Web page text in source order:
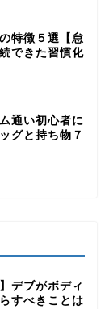
特徴５選【怠
できた習慣化
通い初心者に
グと持ち物７
デブがボディ
すべきことは